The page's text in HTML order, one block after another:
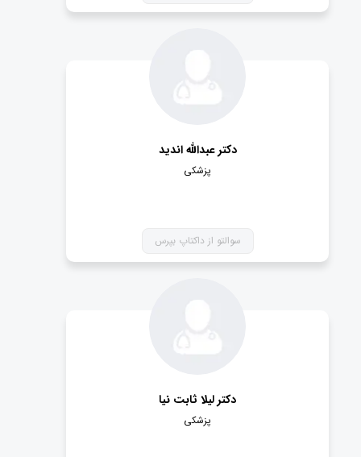
دکتر عبدالله اندید
پزشکی
سوالتو از داکتاپ بپرس
دکتر لیلا ثابت نیا
پزشکی